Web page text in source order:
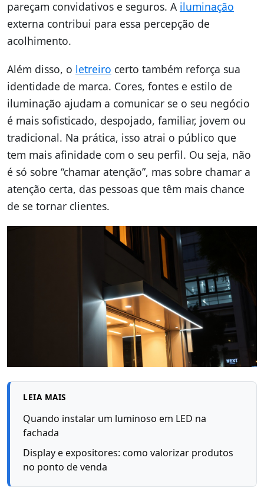
pareçam convidativos e seguros. A iluminação
externa contribui para essa percepção de
acolhimento.
Além disso, o letreiro certo também reforça sua
identidade de marca. Cores, fontes e estilo de
iluminação ajudam a comunicar se o seu negócio
é mais sofisticado, despojado, familiar, jovem ou
tradicional. Na prática, isso atrai o público que
tem mais afinidade com o seu perfil. Ou seja, não
é só sobre “chamar atenção”, mas sobre chamar a
atenção certa, das pessoas que têm mais chance
de se tornar clientes.
LEIA MAIS
Quando instalar um luminoso em LED na
fachada
Display e expositores: como valorizar produtos
no ponto de venda